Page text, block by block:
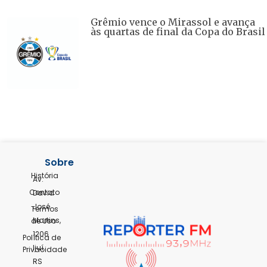
Grêmio vence o Mirassol e avança
às quartas de final da Copa do Brasil
Av.
David
José
Martins,
1206
Ijuí,
RS
Sobre
História
Contato
Termos
de Uso
Política de
Privacidade